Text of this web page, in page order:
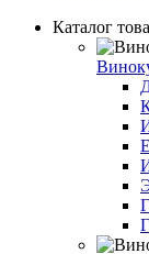
Каталог